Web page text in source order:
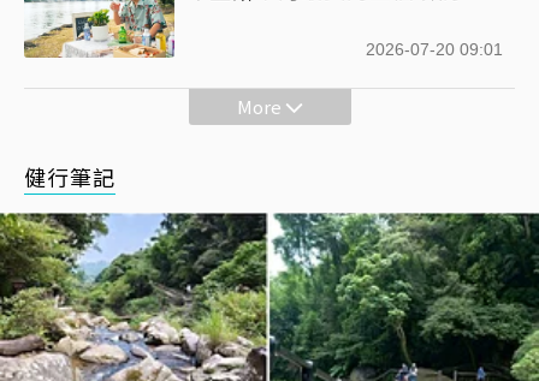
2026-07-20 09:01
More
健行筆記